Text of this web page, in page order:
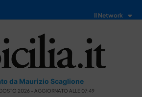
Il Network
da Maurizio Scaglione
2026 - AGGIORNATO ALLE 07:49